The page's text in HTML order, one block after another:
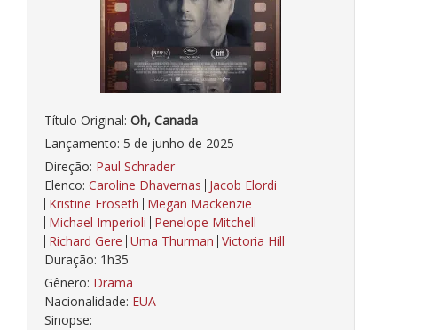
Título Original: Oh, Canada
Lançamento: 5 de junho de 2025
Direção: Paul Schrader
Elenco: Caroline Dhavernas Jacob Elordi
Kristine Froseth Megan Mackenzie
Michael Imperioli Penelope Mitchell
Richard Gere Uma Thurman Victoria Hill
Duração: 1h35
Gênero: Drama
Nacionalidade: EUA
Sinopse: